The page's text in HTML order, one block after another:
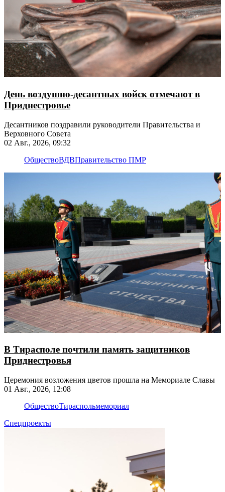
День воздушно-десантных войск отмечают в
Приднестровье
Десантников поздравили руководители Правительства и
Верховного Совета
02 Авг., 2026, 09:32
ОбществоВДВПравительство ПМР
В Тирасполе почтили память защитников
Приднестровья
Церемония возложения цветов прошла на Мемориале Славы
01 Авг., 2026, 12:08
ОбществоТираспольмемориал
Спецпроекты